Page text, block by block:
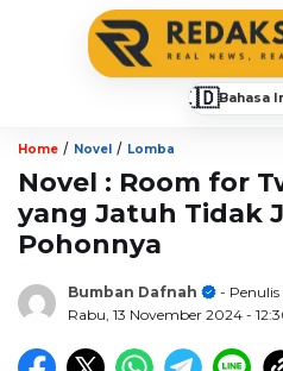
🇮🇩Bahasa
Home / Novel / Lomba
Novel : Room for
yang Jatuh Tidak
Pohonnya
Bumban Dafnah
- Penulis
Rabu, 13 November 2024 -